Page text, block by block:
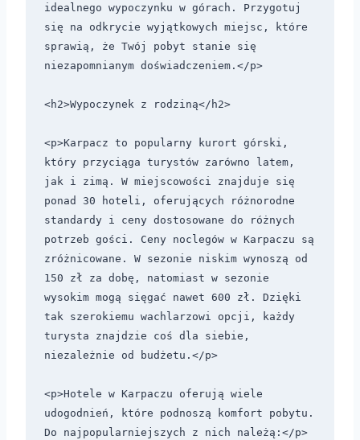
idealnego wypoczynku w górach. Przygotuj
się na odkrycie wyjątkowych miejsc, które
sprawią, że Twój pobyt stanie się
niezapomnianym doświadczeniem.</p>
<h2>Wypoczynek z rodziną</h2>
<p>Karpacz to popularny kurort górski,
który przyciąga turystów zarówno latem,
jak i zimą. W miejscowości znajduje się
ponad 30 hoteli, oferujących różnorodne
standardy i ceny dostosowane do różnych
potrzeb gości. Ceny noclegów w Karpaczu są
zróżnicowane. W sezonie niskim wynoszą od
150 zł za dobę, natomiast w sezonie
wysokim mogą sięgać nawet 600 zł. Dzięki
tak szerokiemu wachlarzowi opcji, każdy
turysta znajdzie coś dla siebie,
niezależnie od budżetu.</p>
<p>Hotele w Karpaczu oferują wiele
udogodnień, które podnoszą komfort pobytu.
Do najpopularniejszych z nich należą:</p>